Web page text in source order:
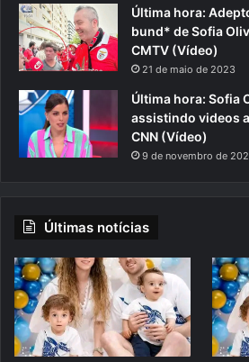
Última hora:
bund* de Sofia
CMTV (Vídeo)
21 de maio de 2023
Última hora: Sofia
assistindo videos
CNN (Vídeo)
9 de novembro de
Últimas notícias